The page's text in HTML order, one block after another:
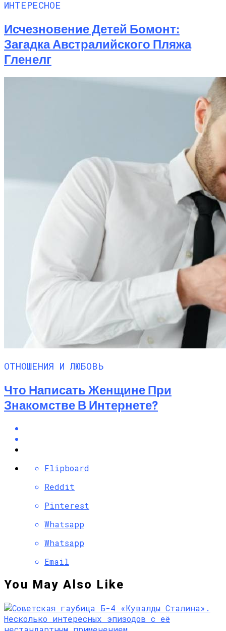
ИНТЕРЕСНОЕ
Исчезновение Детей Бомонт:
Загадка Австралийского Пляжа
Гленелг
ОТНОШЕНИЯ И ЛЮБОВЬ
Что Написать Женщине При
Знакомстве В Интернете?
Flipboard
Reddit
Pinterest
Whatsapp
Whatsapp
Email
You May Also Like